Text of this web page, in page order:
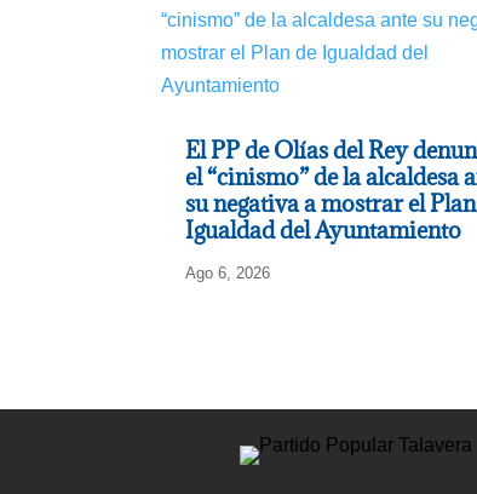
El PP de Olías del Rey
el “cinismo” de la alcaldesa
su negativa a mostrar el
Igualdad del Ayuntamiento
Ago 6, 2026